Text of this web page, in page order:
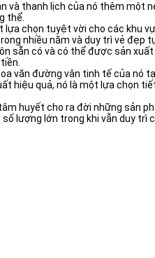
và thanh lịch của nó thêm một
thể.
lựa chọn tuyệt vời cho các khu
nhiều năm và duy trì vẻ đẹp
sẵn có và có thể được sản
văn đường vân tinh tế của nó
hiệu quả, nó là một lựa chọn
huyết cho ra đời những sản
lượng lớn trong khi vẫn duy trì